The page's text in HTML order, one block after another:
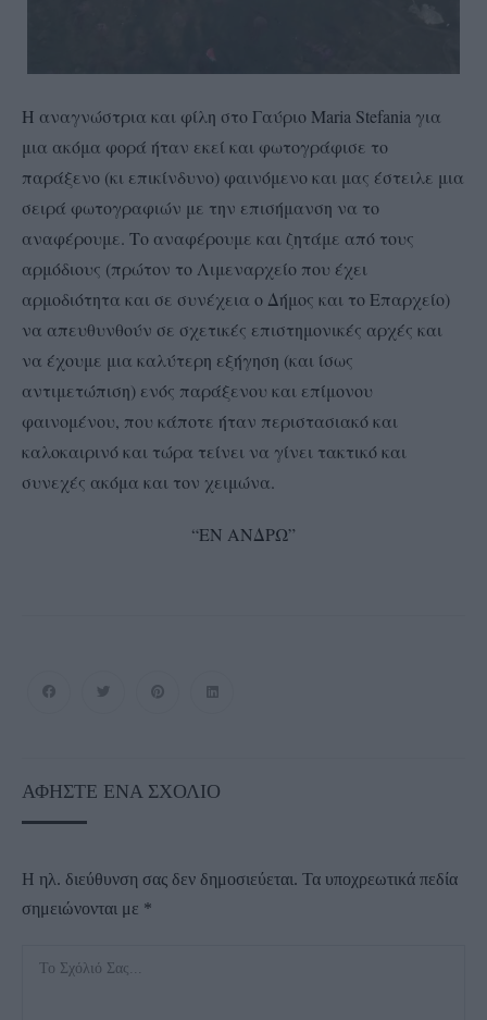
Η αναγνώστρια και φίλη στο Γαύριο Maria Stefania για
μια ακόμα φορά ήταν εκεί και φωτογράφισε το
παράξενο (κι επικίνδυνο) φαινόμενο και μας έστειλε μια
σειρά φωτογραφιών με την επισήμανση να το
αναφέρουμε. Το αναφέρουμε και ζητάμε από τους
αρμόδιους (πρώτον το Λιμεναρχείο που έχει
αρμοδιότητα και σε συνέχεια ο Δήμος και το Επαρχείο)
να απευθυνθούν σε σχετικές επιστημονικές αρχές και
να έχουμε μια καλύτερη εξήγηση (και ίσως
αντιμετώπιση) ενός παράξενου και επίμονου
φαινομένου, που κάποτε ήταν περιστασιακό και
καλοκαιρινό και τώρα τείνει να γίνει τακτικό και
συνεχές ακόμα και τον χειμώνα.
“ΕΝ ΑΝΔΡΩ”
ΑΦΉΣΤΕ ΈΝΑ ΣΧΌΛΙΟ
Η ηλ. διεύθυνση σας δεν δημοσιεύεται. Τα υποχρεωτικά πεδία
σημειώνονται με *